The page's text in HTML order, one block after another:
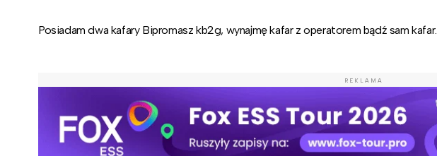
Posiadam dwa kafary Bipromasz kb2g, wynajmę kafar z operatorem bądź sam kafar.
REKLAMA